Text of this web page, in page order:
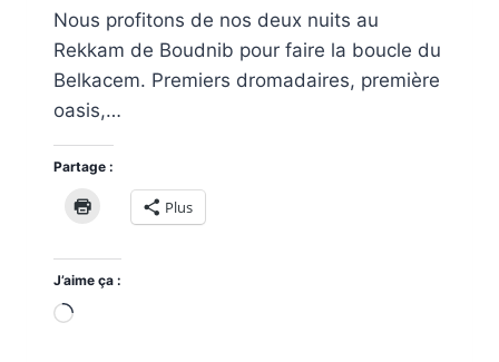
Nous profitons de nos deux nuits au
Rekkam de Boudnib pour faire la boucle du
Belkacem. Premiers dromadaires, première
oasis,…
Partage :
Plus
J’aime ça :
Chargement…